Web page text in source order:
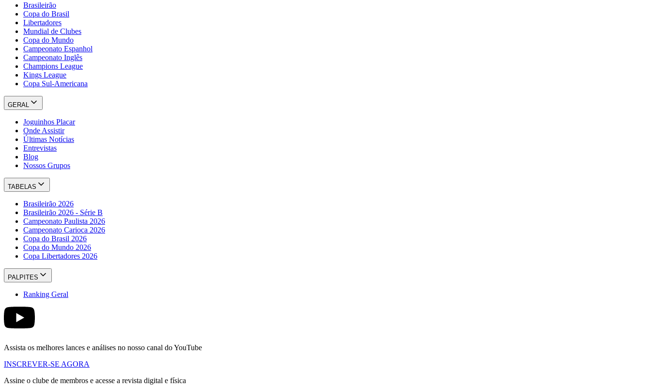
Brasileirão
Copa do Brasil
Libertadores
Mundial de Clubes
Copa do Mundo
Campeonato Espanhol
Campeonato Inglês
Champions League
Kings League
Copa Sul-Americana
GERAL
Joguinhos Placar
Onde Assistir
Últimas Notícias
Entrevistas
Blog
Nossos Grupos
TABELAS
Brasileirão 2026
Brasileirão 2026 - Série B
Campeonato Paulista 2026
Campeonato Carioca 2026
Copa do Brasil 2026
Copa do Mundo 2026
Copa Libertadores 2026
PALPITES
Ranking Geral
Assista os melhores lances e análises no nosso canal do YouTube
INSCREVER-SE AGORA
Assine o clube de membros e acesse a revista digital e física